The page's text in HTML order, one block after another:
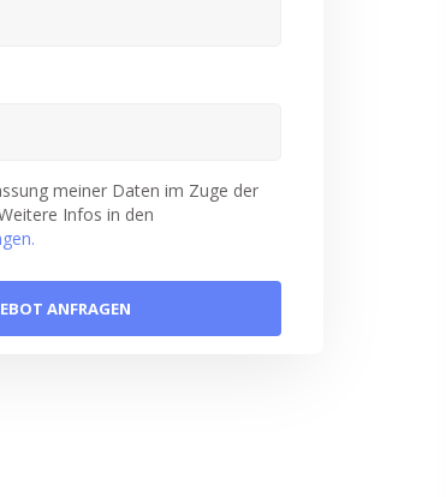
meiner Daten im Zuge der
Infos in den